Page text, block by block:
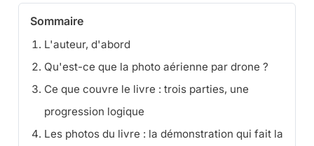
Sommaire
L'auteur, d'abord
Qu'est-ce que la photo aérienne par drone ?
Ce que couvre le livre : trois parties, une
progression logique
Les photos du livre : la démonstration qui fait la